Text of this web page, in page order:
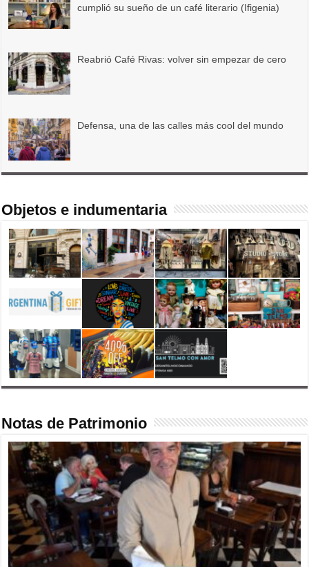
cumplió su sueño de un café literario (Ifigenia)
Reabrió Café Rivas: volver sin empezar de cero
Defensa, una de las calles más cool del mundo
Objetos e indumentaria
Notas de Patrimonio